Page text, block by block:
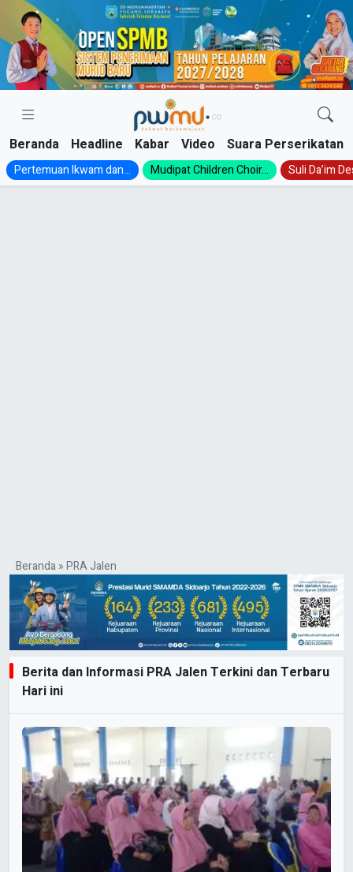
Skip
content
Beranda Headline Kabar Video Suara Perserikatan
Pertemuan Ikwam dan... Mudipat Children Choir... Suli Da’im
Beranda»PRA Jalen
Berita dan Informasi PRA Jalen Terkini dan Terbaru
Hari ini